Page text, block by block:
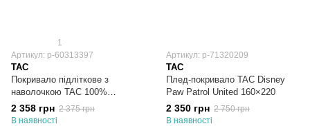
1
Артикул: p-60313397
TAC
Покривало підліткове з
наволочкою TAC 100%
Бавовна PJ Masks Power UP
160х220
2 358 грн 2 375 грн
В наявності
Артикул: p-71320209
TAC
Плед-покривало TAC Disney
Paw Patrol United 160×220
2 350 грн 2 750 грн
В наявності